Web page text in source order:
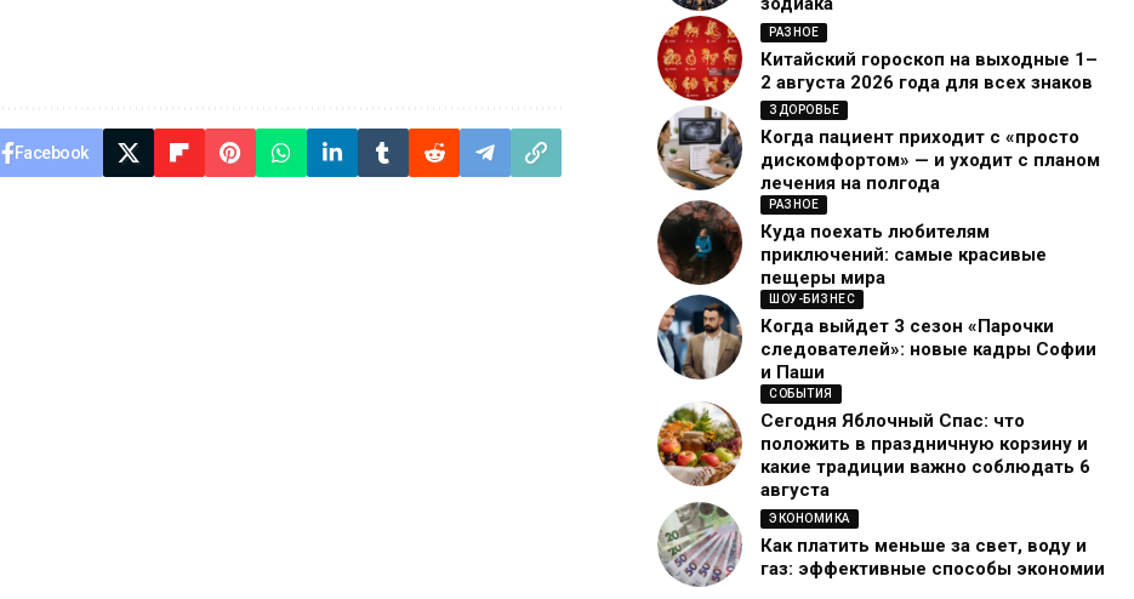
Facebook
РАЗНОЕ
Китайский гороскоп на выходные 1–
2 августа 2026 года для всех знаков
ЗДОРОВЬЕ
Когда пациент приходит с «просто
дискомфортом» — и уходит с планом
лечения на полгода
РАЗНОЕ
Куда поехать любителям
приключений: самые красивые
пещеры мира
ШОУ-БИЗНЕС
Когда выйдет 3 сезон «Парочки
следователей»: новые кадры Софии
и Паши
СОБЫТИЯ
Сегодня Яблочный Спас: что
положить в праздничную корзину и
какие традиции важно соблюдать 6
августа
ЭКОНОМИКА
Как платить меньше за свет, воду и
газ: эффективные способы экономии